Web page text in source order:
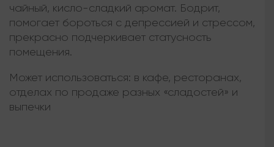
чайный, кисло-сладкий аромат. Бодрит,
помогает бороться с депрессией и стрессом,
прекрасно подчеркивает статусность
помещения.
Может использоваться: в кафе, ресторанах,
отделах по продаже разных «сладостей» и
выпечки